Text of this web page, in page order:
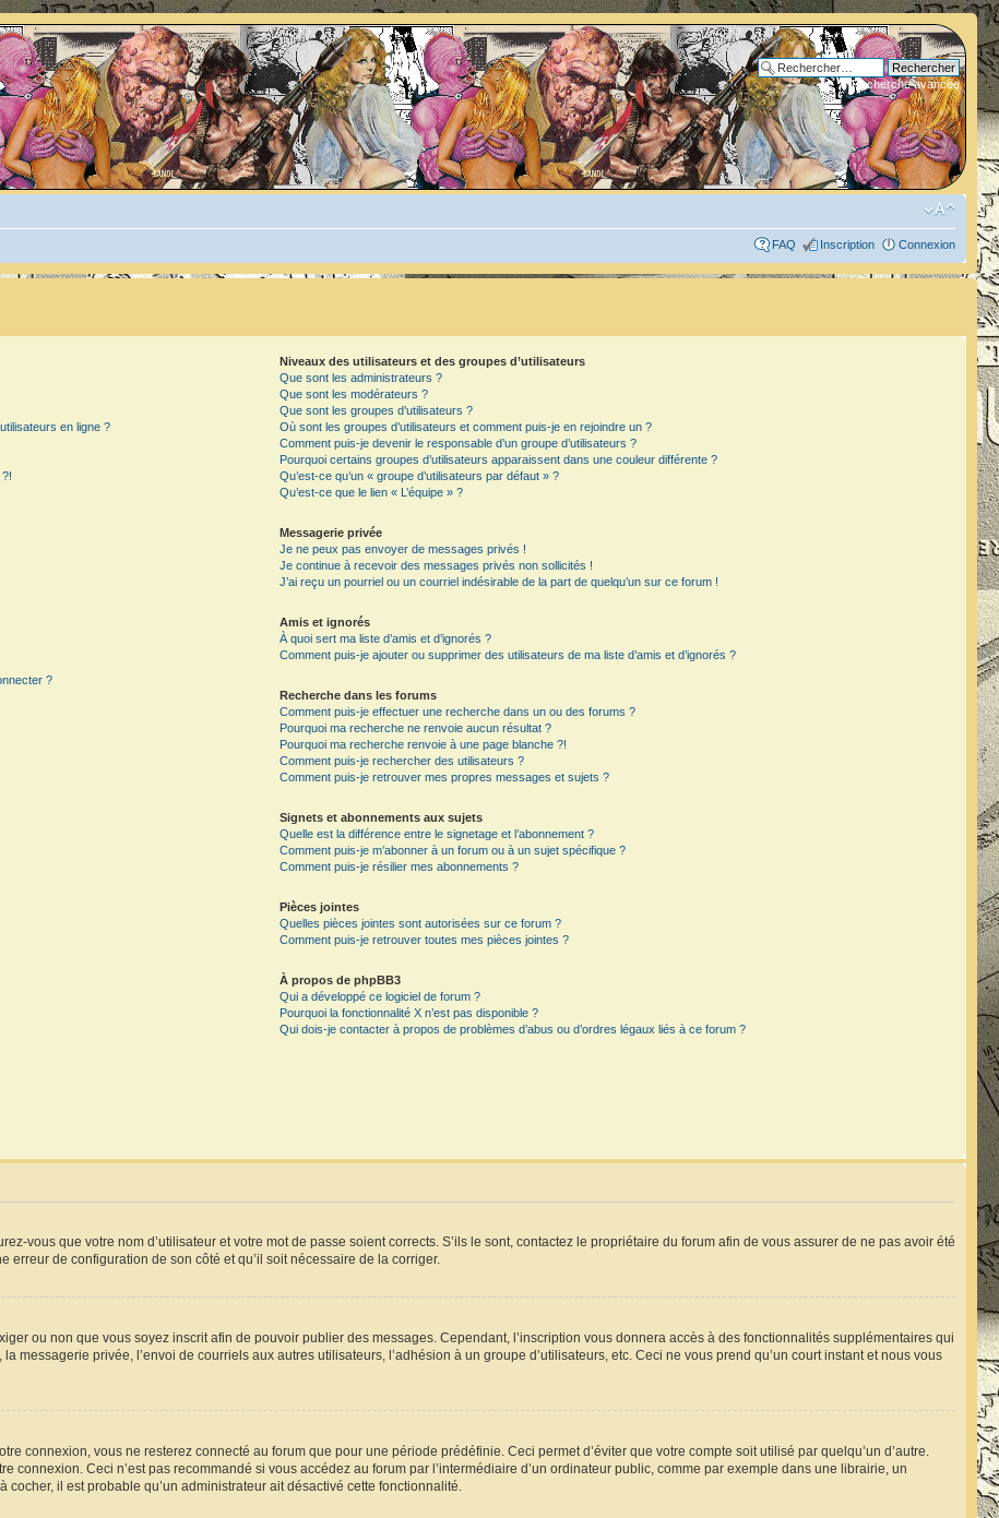
Recherche avancée
FAQ Inscription Connexion
en ligne ?
?
Niveaux des utilisateurs et des groupes d’utilisateurs
Que sont les administrateurs ?
Que sont les modérateurs ?
Que sont les groupes d’utilisateurs ?
Où sont les groupes d’utilisateurs et comment puis-je en rejoindre un ?
Comment puis-je devenir le responsable d’un groupe d’utilisateurs ?
Pourquoi certains groupes d’utilisateurs apparaissent dans une couleur différente ?
Qu’est-ce qu’un « groupe d’utilisateurs par défaut » ?
Qu’est-ce que le lien « L’équipe » ?
Messagerie privée
Je ne peux pas envoyer de messages privés !
Je continue à recevoir des messages privés non sollicités !
J’ai reçu un pourriel ou un courriel indésirable de la part de quelqu’un sur ce forum !
Amis et ignorés
À quoi sert ma liste d’amis et d’ignorés ?
Comment puis-je ajouter ou supprimer des utilisateurs de ma liste d’amis et d’ignorés ?
Recherche dans les forums
Comment puis-je effectuer une recherche dans un ou des forums ?
Pourquoi ma recherche ne renvoie aucun résultat ?
Pourquoi ma recherche renvoie à une page blanche ?!
Comment puis-je rechercher des utilisateurs ?
Comment puis-je retrouver mes propres messages et sujets ?
Signets et abonnements aux sujets
Quelle est la différence entre le signetage et l’abonnement ?
Comment puis-je m’abonner à un forum ou à un sujet spécifique ?
Comment puis-je résilier mes abonnements ?
Pièces jointes
Quelles pièces jointes sont autorisées sur ce forum ?
Comment puis-je retrouver toutes mes pièces jointes ?
À propos de phpBB3
Qui a développé ce logiciel de forum ?
Pourquoi la fonctionnalité X n’est pas disponible ?
Qui dois-je contacter à propos de problèmes d’abus ou d’ordres légaux liés à ce forum ?
vous que votre nom d’utilisateur et votre mot de passe soient corrects. S’ils le sont, contactez le propriétaire du forum afin de vous assurer de ne pas avoir été
de configuration de son côté et qu’il soit nécessaire de la corriger.
ou non que vous soyez inscrit afin de pouvoir publier des messages. Cependant, l’inscription vous donnera accès à des fonctionnalités supplémentaires qui
messagerie privée, l’envoi de courriels aux autres utilisateurs, l’adhésion à un groupe d’utilisateurs, etc. Ceci ne vous prend qu’un court instant et nous vous
connexion, vous ne resterez connecté au forum que pour une période prédéfinie. Ceci permet d’éviter que votre compte soit utilisé par quelqu’un d’autre.
connexion. Ceci n’est pas recommandé si vous accédez au forum par l’intermédiaire d’un ordinateur public, comme par exemple dans une librairie, un
il est probable qu’un administrateur ait désactivé cette fonctionnalité.